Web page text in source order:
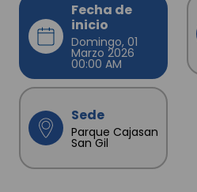
Fecha de
inicio
Domingo, 01
Marzo 2026
00:00 AM
Sede
Parque Cajasan
San Gil